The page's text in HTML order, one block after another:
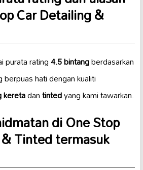
Car Detailing &
purata rating4.5 bintangberdasarkan
berpuas hati dengan kualiti
keretadantintedyang kami tawarkan.
di One Stop
Tinted termasuk